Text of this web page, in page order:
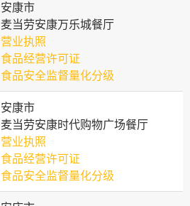
安康市
麦当劳安康万乐城餐厅
营业执照
食品经营许可证
食品安全监督量化分级
安康市
麦当劳安康时代购物广场餐厅
营业执照
食品经营许可证
食品安全监督量化分级